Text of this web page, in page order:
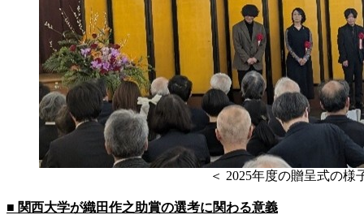
＜ 2025年度の贈呈式の様
■ 関西大学が織田作之助賞の選考に関わる意義